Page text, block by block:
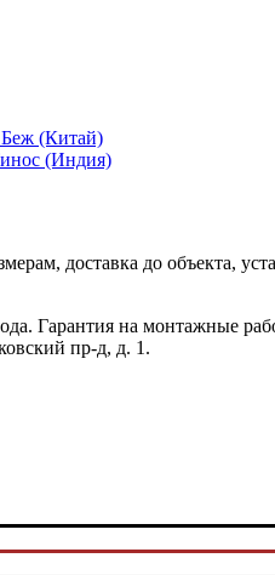
(Китай)
(Индия)
доставка до объекта,
Гарантия на монтажные
пр-д, д. 1.